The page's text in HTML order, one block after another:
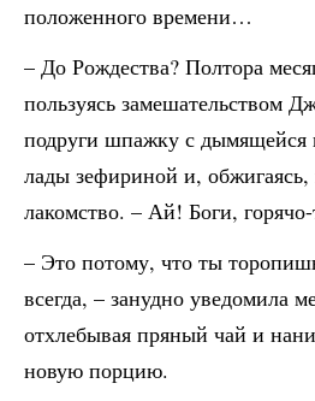
положенного времени…
– До Рождества? Полтора
пользуясь замешательством
подруги шпажку с
лады зефириной и, обжигаясь,
лакомство. – Ай! Боги,
– Это потому, что ты
всегда, – занудно уведомила
отхлебывая пряный чай и
новую порцию.